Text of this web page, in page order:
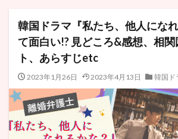
韓国ドラマ『私たち、他人にな
て面白い!? 見どころ&感想、相
ト、あらすじetc
2023年1月26日 2023年4月13日 韓国ド